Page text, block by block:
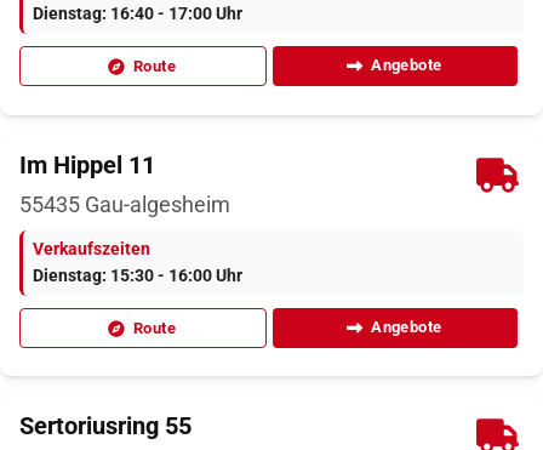
Dienstag: 16:40 - 17:00 Uhr
Route Angebote
Im Hippel 11
55435 Gau-algesheim
Verkaufszeiten
Dienstag: 15:30 - 16:00 Uhr
Route Angebote
Sertoriusring 55